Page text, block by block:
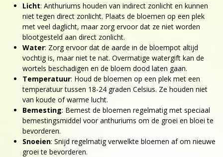
Licht: Anthuriums houden van indirect zonlicht en kunnen
niet tegen direct zonlicht. Plaats de bloemen op een plek
met veel daglicht, maar zorg ervoor dat ze niet worden
blootgesteld aan direct zonlicht.
Water: Zorg ervoor dat de aarde in de bloempot altijd
vochtig is, maar niet te nat. Overmatige watergift kan de
wortels beschadigen en de bloem dood laten gaan.
Temperatuur: Houd de bloemen op een plek met een
temperatuur tussen 18-24 graden Celsius. Ze houden niet
van koude of warme lucht.
Bemesting: Bemest de bloemen regelmatig met speciaal
bemestingsmiddel voor anthuriums om de groei en bloei te
bevorderen.
Snoeien: Snijd regelmatig verwelkte bloemen af om nieuwe
groei te bevorderen.